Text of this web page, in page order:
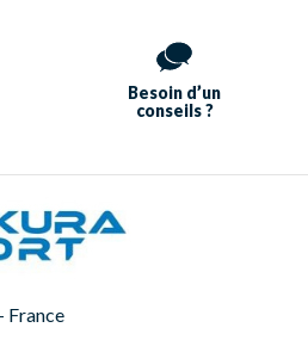
Besoin d’un
conseils ?
France